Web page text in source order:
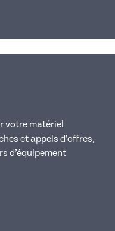
la suite
votre matériel
et appels d’offres,
d’équipement